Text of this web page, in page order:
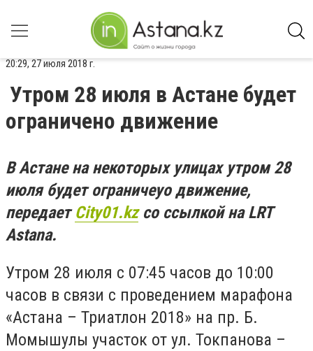
20:29, 27 июля 2018 г.
Утром 28 июля в Астане будет
ограничено движение
В Астане на некоторых улицах утром 28
июля будет ограничеyо движение,
передаетСity01.kzсо ссылкой на LRT
Astana.
Утром 28 июля c 07:45 часов до 10:00
часов в связи с проведением марафона
«Астана – Триатлон 2018» на пр. Б.
Момышулы участок от ул. Токпанова –